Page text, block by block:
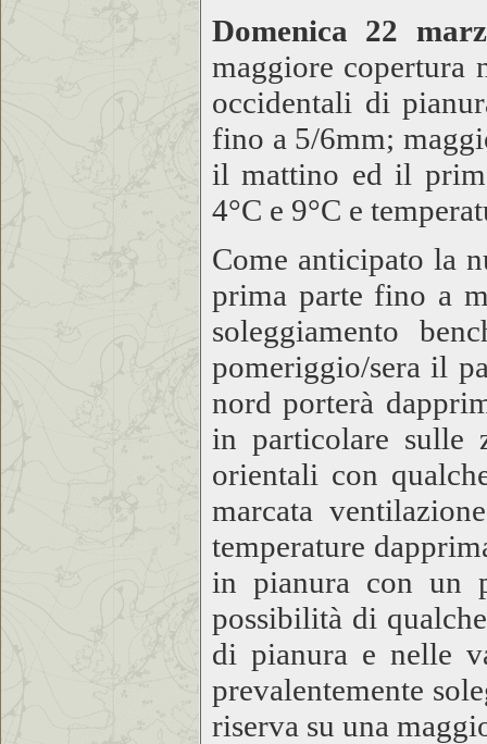
Domenica 22
maggiore copertura
occidentali di
fino a 5/6mm;
il mattino ed il
4°C e 9°C e
Come anticipato la
prima parte fino a
soleggiamento
pomeriggio/sera il
nord porterà
in particolare sulle
orientali con
marcata
temperature
in pianura con un
possibilità di
di pianura e nelle
prevalentemente
riserva su una